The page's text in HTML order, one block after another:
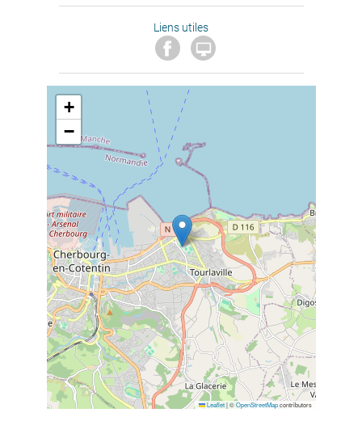
Liens utiles

+
−
Leaflet |©OpenStreetMapcontributors